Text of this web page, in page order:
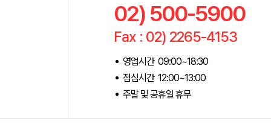
02) 500-5900
Fax : 02) 2265-4153
영업시간 09:00~18:30
점심시간 12:00~13:00
주말 및 공휴일 휴무